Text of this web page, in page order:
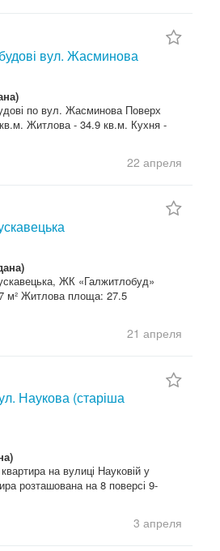
вул. Жасминова
по вул. Жасминова Поверх
Житлова - 34.9 кв.м. Кухня -
22 апреля
ЖК «Галжитлобуд»
м² Житлова площа: 27.5
21 апреля
Наукова (старіша
на вулиці Науковій у
розташована на 8 поверсі 9-
3 апреля